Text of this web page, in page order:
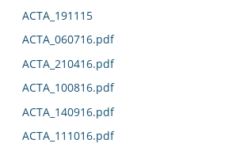
ACTA_191115
ACTA_060716.pdf
ACTA_210416.pdf
ACTA_100816.pdf
ACTA_140916.pdf
ACTA_111016.pdf